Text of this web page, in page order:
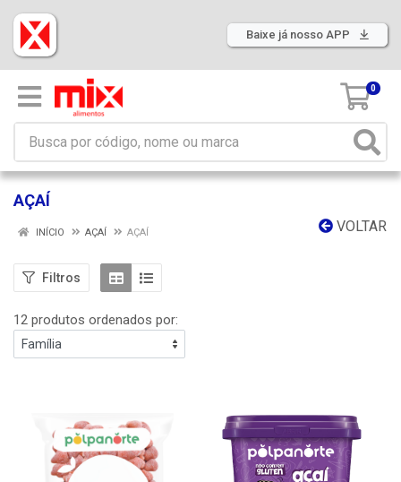
Baixe já nosso APP
0
AÇAÍ
VOLTAR
INÍCIO AÇAÍ AÇAÍ
Filtros
12 produtos ordenados por: